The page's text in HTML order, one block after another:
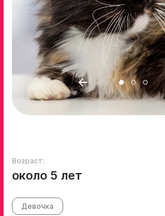
Возраст:
около 5 лет
Девочка